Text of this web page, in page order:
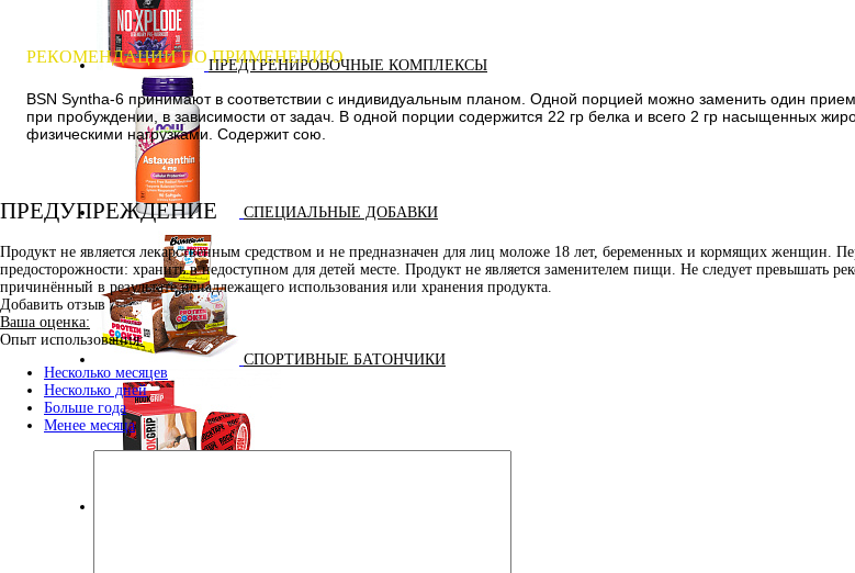
ПРЕДТРЕНИРОВОЧНЫЕ КОМПЛЕКСЫ
СПЕЦИАЛЬНЫЕ ДОБАВКИ
СПОРТИВНЫЕ БАТОНЧИКИ
РЕКОМЕНДАЦИИ ПО ПРИМЕНЕНИЮ
BSN Syntha-6 принимают в соответствии с индивидуальным планом. Одной порцией можно заменить один
при пробуждении, в зависимости от задач. В одной порции содержится 22 гр белка и всего 2 гр насыщенных
физическими нагрузками. Содержит сою.
ПРЕДУПРЕЖДЕНИЕ
Продукт не является лекарственным средством и не предназначен для лиц моложе 18 лет, беременных и кормящих женщин.
предосторожности: хранить в недоступном для детей месте. Продукт не является заменителем пищи. Не следует превышать
причинённый в результате ненадлежащего использования или хранения продукта.
Добавить отзыв
Ваша оценка:
Опыт использования:
Несколько месяцев
Несколько дней
Больше года
Менее месяца